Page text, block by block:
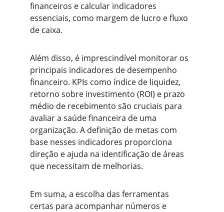
financeiros e calcular indicadores
essenciais, como margem de lucro e fluxo
de caixa.
Além disso, é imprescindível monitorar os
principais indicadores de desempenho
financeiro. KPIs como índice de liquidez,
retorno sobre investimento (ROI) e prazo
médio de recebimento são cruciais para
avaliar a saúde financeira de uma
organização. A definição de metas com
base nesses indicadores proporciona
direção e ajuda na identificação de áreas
que necessitam de melhorias.
Em suma, a escolha das ferramentas
certas para acompanhar números e